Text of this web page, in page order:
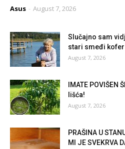
Asus - August 7, 2026
Slučajno sam
stari smeđi kofer
August 7, 2026
IMATE POVIŠEN
lišća!
August 7, 2026
PRAŠINA U
MI JE SVEKRVA